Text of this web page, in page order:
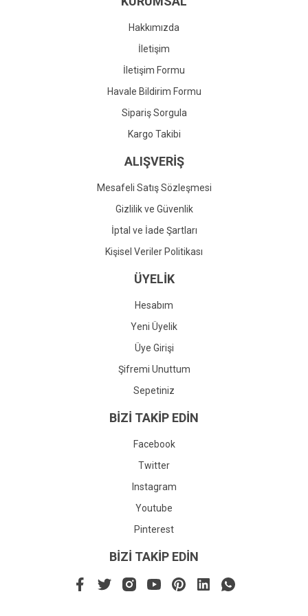
Gönder
Hakkımızda
İletişim
İletişim Formu
Havale Bildirim Formu
Sipariş Sorgula
Kargo Takibi
ALIŞVERİŞ
Mesafeli Satış Sözleşmesi
Gizlilik ve Güvenlik
İptal ve İade Şartları
Kişisel Veriler Politikası
ÜYELİK
Hesabım
Yeni Üyelik
Üye Girişi
Şifremi Unuttum
Sepetiniz
BİZİ TAKİP EDİN
Facebook
Twitter
Instagram
Youtube
Pinterest
BİZİ TAKİP EDİN